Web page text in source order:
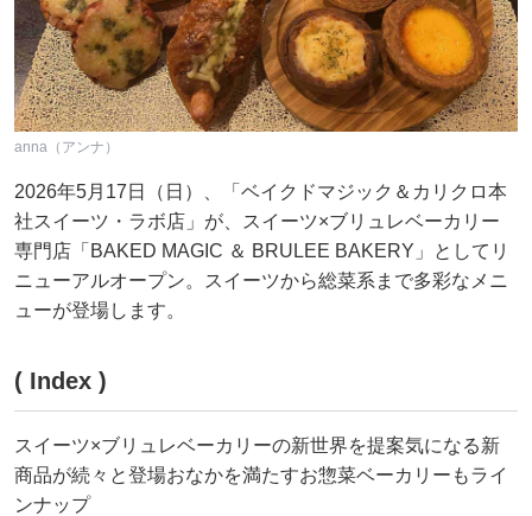
anna（アンナ）
2026年5月17日（日）、「ベイクドマジック＆カリクロ本
社スイーツ・ラボ店」が、スイーツ×ブリュレベーカリー
専門店「BAKED MAGIC ＆ BRULEE BAKERY」としてリ
ニューアルオープン。スイーツから総菜系まで多彩なメニ
ューが登場します。
( Index )
スイーツ×ブリュレベーカリーの新世界を提案気になる新
商品が続々と登場おなかを満たすお惣菜ベーカリーもライ
ンナップ